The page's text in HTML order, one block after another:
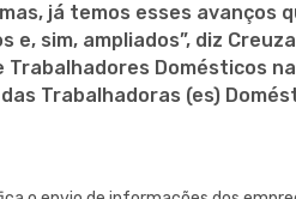
já temos esses avanços
e, sim, ampliados”, diz
Trabalhadores Domésticos
Trabalhadoras (es)